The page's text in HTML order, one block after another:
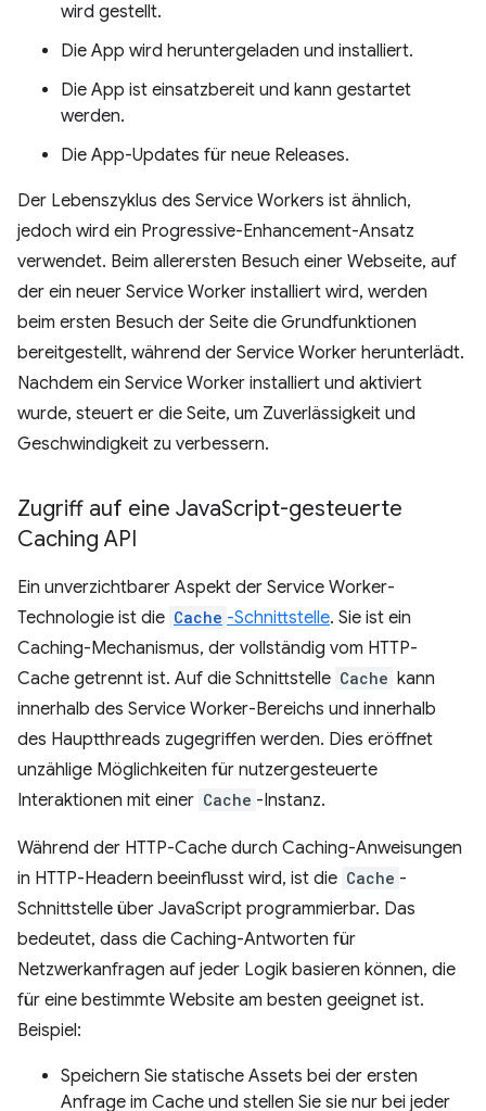
wird gestellt.
Die App wird heruntergeladen und installiert.
Die App ist einsatzbereit und kann gestartet
werden.
Die App-Updates für neue Releases.
Der Lebenszyklus des Service Workers ist ähnlich,
jedoch wird ein Progressive-Enhancement-Ansatz
verwendet. Beim allerersten Besuch einer Webseite, auf
der ein neuer Service Worker installiert wird, werden
beim ersten Besuch der Seite die Grundfunktionen
bereitgestellt, während der Service Worker herunterlädt.
Nachdem ein Service Worker installiert und aktiviert
wurde, steuert er die Seite, um Zuverlässigkeit und
Geschwindigkeit zu verbessern.
Zugriff auf eine JavaScript-gesteuerte
Caching API
Ein unverzichtbarer Aspekt der Service Worker-
Technologie ist die Cache -Schnittstelle. Sie ist ein
Caching-Mechanismus, der vollständig vom HTTP-
Cache getrennt ist. Auf die Schnittstelle Cache kann
innerhalb des Service Worker-Bereichs und innerhalb
des Hauptthreads zugegriffen werden. Dies eröffnet
unzählige Möglichkeiten für nutzergesteuerte
Interaktionen mit einer Cache -Instanz.
Während der HTTP-Cache durch Caching-Anweisungen
in HTTP-Headern beeinflusst wird, ist die Cache -
Schnittstelle über JavaScript programmierbar. Das
bedeutet, dass die Caching-Antworten für
Netzwerkanfragen auf jeder Logik basieren können, die
für eine bestimmte Website am besten geeignet ist.
Beispiel:
Speichern Sie statische Assets bei der ersten
Anfrage im Cache und stellen Sie sie nur bei jeder